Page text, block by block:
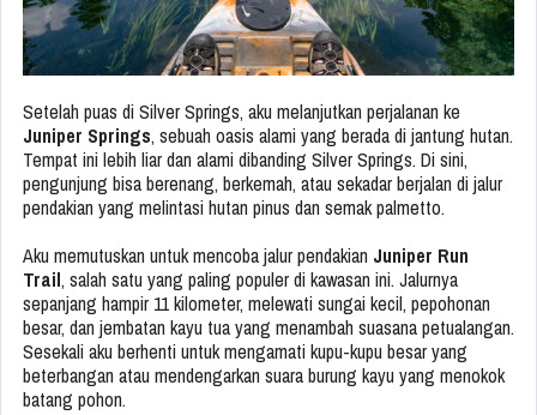
Setelah puas di Silver Springs, aku melanjutkan perjalanan ke
Juniper Springs, sebuah oasis alami yang berada di jantung hutan.
Tempat ini lebih liar dan alami dibanding Silver Springs. Di sini,
pengunjung bisa berenang, berkemah, atau sekadar berjalan di jalur
pendakian yang melintasi hutan pinus dan semak palmetto.
Aku memutuskan untuk mencoba jalur pendakian Juniper Run
Trail, salah satu yang paling populer di kawasan ini. Jalurnya
sepanjang hampir 11 kilometer, melewati sungai kecil, pepohonan
besar, dan jembatan kayu tua yang menambah suasana petualangan.
Sesekali aku berhenti untuk mengamati kupu-kupu besar yang
beterbangan atau mendengarkan suara burung kayu yang menokok
batang pohon.